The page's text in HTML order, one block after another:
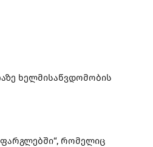
ხელმისაწვდომობის
ფარგლებში“, რომელიც